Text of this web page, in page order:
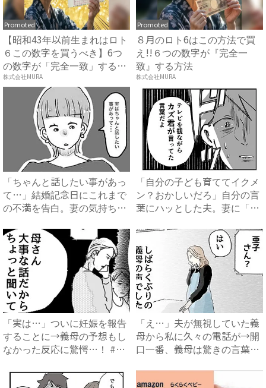
Promoted
【昭和43年以前生まれはロト
６この数字を買うべき】6つ
の数字が「完全一致」する
方...
株式会社MURA
Promoted
８月のロト6はこの方法で買
え!!６つの数字が『完全一
致』する方法
株式会社MURA
「ちゃんと話したい事があっ
て…」結婚記念日にこれまで
の不満を告白。妻の気持ち
「自分の子ども育ててイクメ
ン？おかしいだろ」自分の言
葉にハッとした夫。妻に「違
「実は…」ついに妊娠を報告
することに→義母の予想もし
なかった反応に驚愕…！ #
「え…」夫が無視していた義
母から私に久々の電話が→開
口一番、義母は驚きの言葉